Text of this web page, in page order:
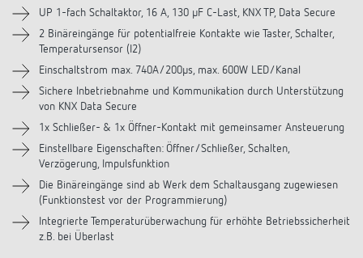
Downloads
Zubehör
UP 1-fach Schaltaktor, 16 A, 130 µF C-Last, KNX TP, Data Secure
2 Binäreingänge für potentialfreie Kontakte wie Taster, Schalter,
Temperatursensor (I2)
Einschaltstrom max. 740A/200µs, max. 600W LED/Kanal
Sichere Inbetriebnahme und Kommunikation durch Unterstützung
von KNX Data Secure
1x Schließer- & 1x Öffner-Kontakt mit gemeinsamer Ansteuerung
Einstellbare Eigenschaften: Öffner/Schließer, Schalten,
Verzögerung, Impulsfunktion
Die Binäreingänge sind ab Werk dem Schaltausgang zugewiesen
(Funktionstest vor der Programmierung)
Integrierte Temperaturüberwachung für erhöhte Betriebssicherheit
z.B. bei Überlast